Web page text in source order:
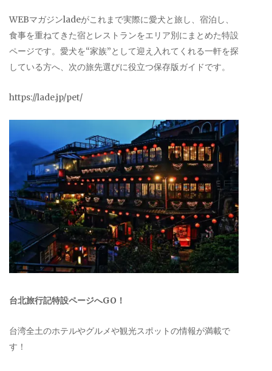
WEBマガジンladeがこれまで実際に愛犬と旅し、宿泊し、
食事を重ねてきた宿とレストランをエリア別にまとめた特設
ページです。愛犬を“家族”として迎え入れてくれる一軒を探
している方へ、次の旅先選びに役立つ保存版ガイドです。
https://lade.jp/pet/
台北旅行記特設ページへGO！
台湾全土のホテルやグルメや観光スポットの情報が満載で
す！